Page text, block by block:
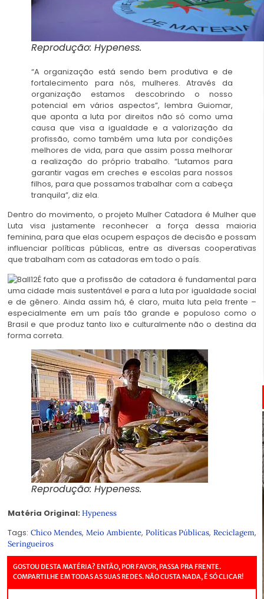
Reprodução: Hypeness.
“A organização está sendo bem produtiva e de
fortalecimento para nós, mulheres. Através da
organização estamos descobrindo o nosso
potencial em vários aspectos”, lembra Guiomar,
que aponta a luta por direitos não só como uma
causa que visa a igualdade e a valorização da
profissão, como também uma luta por condições
melhores de vida, para que assim possa melhorar
a realização do próprio trabalho. “Lutamos para
garantir vagas em creches e escolas para nossos
filhos, para que possamos trabalhar com a cabeça
tranquila”, diz ela.
Dentro do movimento, o projeto Mulher Catadora é Mulher que
Luta visa justamente reconhecer a força dessa maioria
feminina, para que elas ocupem espaços de decisão e possam
influenciar políticas públicas, entre as diversas cooperativas
que trabalham com as catadoras em todo o país.
É fato que a profissão de catadora é fundamental para
uma cidade mais sustentável e para a luta por igualdade social
e de gênero. Ainda assim há, é claro, muita luta pela frente –
especialmente em um país tão grande e populoso como o
Brasil e que produz tanto lixo e culturalmente não o destina da
forma correta.
Reprodução: Hypeness.
Matéria Original: Hypeness
Tags: Chico Mendes,Meio Ambiente, Políticas Públicas,Reciclagem,
Seringueiros
GOSTOU DESTA MATÉRIA? ENTÃO, POR FAVOR, PASSA PRA FRENTE.
COMPARTILHE EM TODAS AS SUAS REDES. NÃO CUSTA NADA, É SÓ CLICAR!